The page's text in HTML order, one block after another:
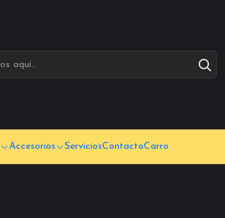
Accesorios ServiciosContactoCarro